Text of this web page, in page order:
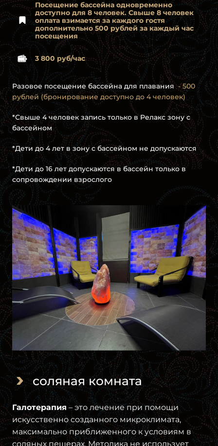
Посещение бассейна одновременно
доступно для 8 человек. Свыше 8 человек
оплата взимается за каждого гостя
дополнительно 500 рублей за каждый час
посещения
3 800 руб/час
Разовое посещение бассейна для плавания- 500
рублей (бронирование доступно до 4 человек)
*Свыше 4 человек запись только в Релакс зону с
бассейном
*Дети до 4 лет в зону с бассейном не допускаются
*Дети до 16 лет допускаются в бассейн только в
сопровождении взрослого
соляная комната
Галотерапия – это лечение при помощи
искусственно созданного микроклимата,
максимально приближенного к условиям в
соляных пещерах. Методика не использует